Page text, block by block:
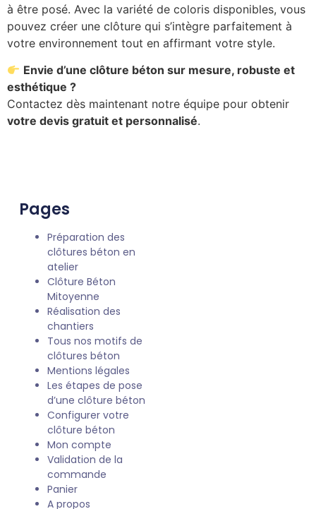
à être posé. Avec la variété de coloris disponibles, vous
pouvez créer une clôture qui s’intègre parfaitement à
votre environnement tout en affirmant votre style.
Envie d’une clôture béton sur mesure, robuste et
esthétique ?
Contactez dès maintenant notre équipe pour obtenir
votre devis gratuit et personnalisé.
Pages
Préparation des
clôtures béton en
atelier
Clôture Béton
Mitoyenne
Réalisation des
chantiers
Tous nos motifs de
clôtures béton
Mentions légales
Les étapes de pose
d’une clôture béton
Configurer votre
clôture béton
Mon compte
Validation de la
commande
Panier
A propos